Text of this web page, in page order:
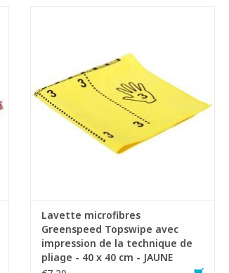
tous les matériaux
- Rapide, efficace et nettoie sans traces
- Super durable
- Lavable à 90°C. Grâce au double ourlet,
la lavette conserve toujours sa forme
- Ave
AJOUTER AU PANIER
Lavette microfibres
Greenspeed Topswipe avec
impression de la technique de
pliage - 40 x 40 cm - JAUNE